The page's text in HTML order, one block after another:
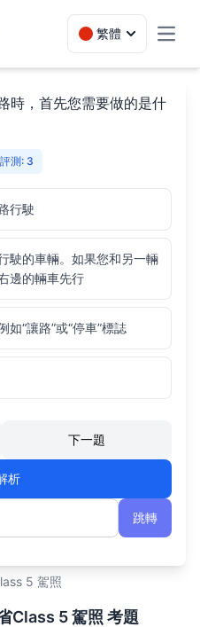
繁體
時，首先您需要做的是什
測: 3
行駛
駛的車輛。如果您和另一輛
邊的輛車先行
“讓路”或“停車”標誌
下一題
析
跳轉
5 駕照
Class 5 駕照 考題